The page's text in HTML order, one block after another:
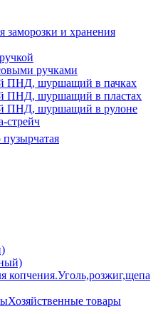
заморозки и хранения
ручками
ПНД, шуршащий в пачках
ПНД, шуршащий в пластах
ПНД, шуршащий в рулоне
стрейч
Уголь,розжиг,щепа
Хозяйственные товары